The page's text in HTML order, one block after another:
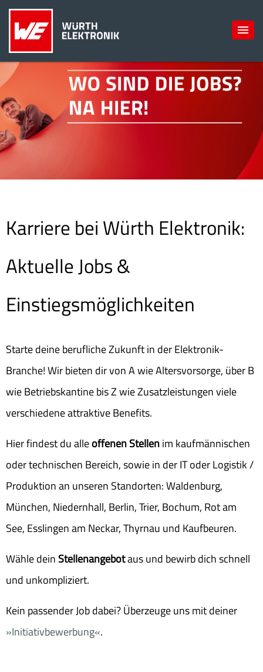
Karriere bei Würth Elektronik:
Aktuelle Jobs &
Einstiegsmöglichkeiten
Starte deine berufliche Zukunft in der Elektronik-
Branche! Wir bieten dir von A wie Altersvorsorge, über B
wie Betriebskantine bis Z wie Zusatzleistungen viele
verschiedene attraktive Benefits.
Hier findest du alleoffenen Stellenim kaufmännischen
oder technischen Bereich, sowie in der IT oder Logistik /
Produktion an unseren Standorten: Waldenburg,
München, Niedernhall, Berlin, Trier, Bochum, Rot am
See, Esslingen am Neckar, Thyrnau und Kaufbeuren.
Wähle deinStellenangebotaus und bewirb dich schnell
und unkompliziert.
Kein passender Job dabei? Überzeuge uns mit deiner
Initiativbewerbung .